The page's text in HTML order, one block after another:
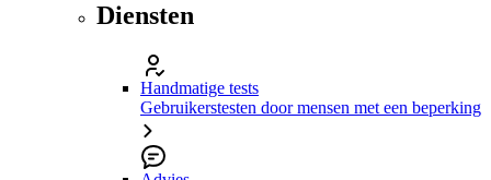
Diensten
Handmatige tests
Gebruikerstesten door mensen met een beperking